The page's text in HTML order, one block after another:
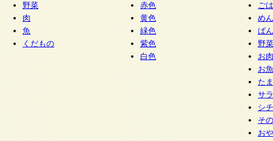
野菜
肉
魚
くだもの
赤色
黄色
緑色
紫色
白色
ご
めん
ぱん
野
お
お
た
サ
シ
そ
お